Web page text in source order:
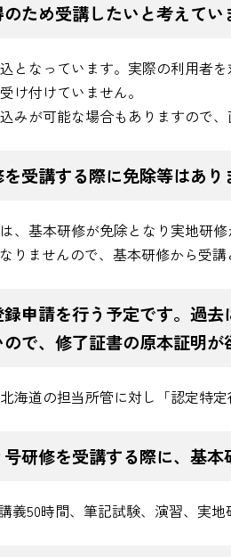
ため受講したいと考えて
となっています。実際の利用者
け付けていません。
が可能な場合もありますので、
受講する際に免除等はあり
基本研修が免除となり実地研修
ませんので、基本研修から受講
申請を行う予定です。過
で、修了証書の原本証明が
道の担当所管に対し「認定特
研修を受講する際に、基本
50時間、筆記試験、演習、実地